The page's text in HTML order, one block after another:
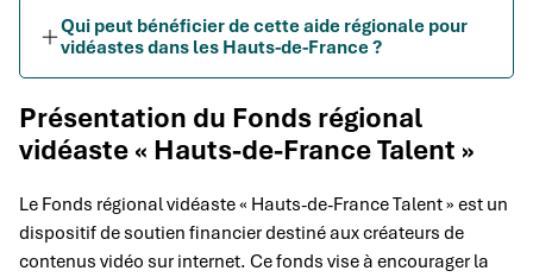
Qui peut bénéficier de cette aide régionale pour
vidéastes dans les Hauts-de-France ?
Présentation du Fonds régional
vidéaste « Hauts-de-France Talent »
Le Fonds régional vidéaste « Hauts-de-France Talent » est un
dispositif de soutien financier destiné aux créateurs de
contenus vidéo sur internet. Ce fonds vise à encourager la